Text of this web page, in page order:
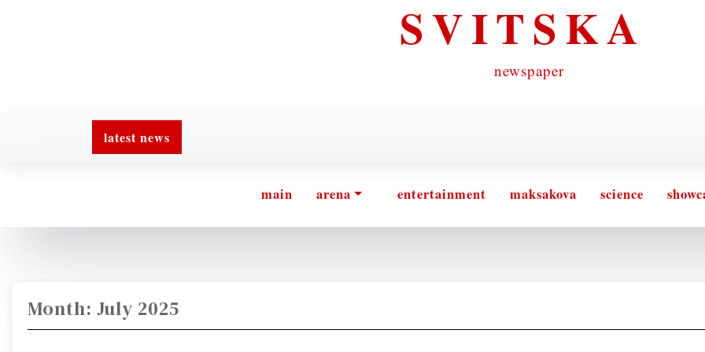
SVITSKA
newspaper
latest news
main arena entertainment maksakova science
Month: July 2025